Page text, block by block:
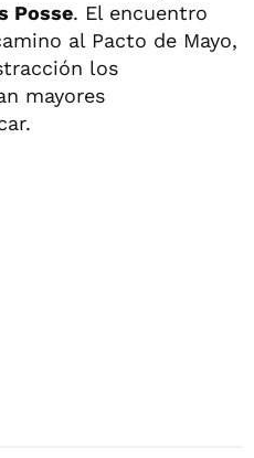
Posse. El encuentro
al Pacto de Mayo,
los
mayores